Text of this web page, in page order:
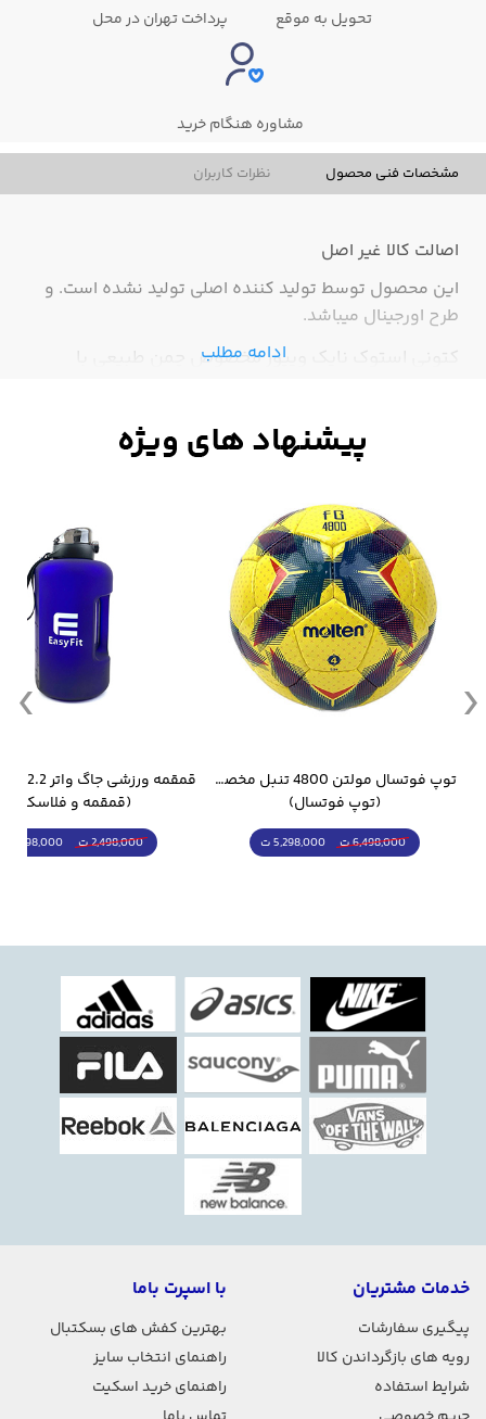
تحویل به موقع پرداخت تهران در محل
مشاوره هنگام خرید
مشخصات فنی محصول نظرات کاربران
اصالت کالا غیر اصل
این محصول توسط تولید کننده اصلی تولید نشده است. و
طرح اورجینال میباشد.
کتونی استوک نایک ویپور مخصوص چمن طبیعی با
کنترل توپ را فراهم کند. زیره‌ی مخصوص چمن طبیعی با
استوک‌های مقاوم، ثبات و چسبندگی عالی را در هنگام
دویدن تضمین می‌کند. رویه سبک و تهویه‌دار، راحتی پا را
در طول بازی حفظ کرده و عملکردی خوبی ارائه می‌دهد.
ادامه مطلب
توپ فوتسال مولتن 4800 تنبل مخصوص سالن
(توپ فوتسال)
6,498,000 ت 5,298,000 ت
(قمقمه و فلاسک)
2,498,000 ت 1,798,000 ت
خدمات مشتریان
پیگیری سفارشات
رویه های بازگرداندن کالا
شرایط استفاده
با اسپرت باما
بهترین کفش های بسکتبال
راهنمای انتخاب سایز
راهنمای خرید اسکیت